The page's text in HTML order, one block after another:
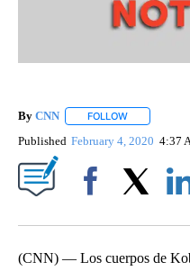
By CNN FOLLOW
Published February 4, 2020 4:37
(CNN) — Los cuerpos de